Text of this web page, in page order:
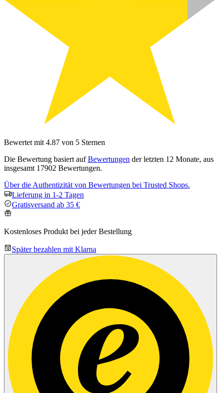
Bewertet mit 4.87 von 5 Sternen
Die Bewertung basiert aufBewertungen der letzten 12 Monate, aus
insgesamt 17902 Bewertungen.
Über die Authentizität von Bewertungen bei Trusted Shops.
Lieferung in 1-2 Tagen
Gratisversand ab 35 €
Kostenloses Produkt bei jeder Bestellung
Später bezahlen mit Klarna